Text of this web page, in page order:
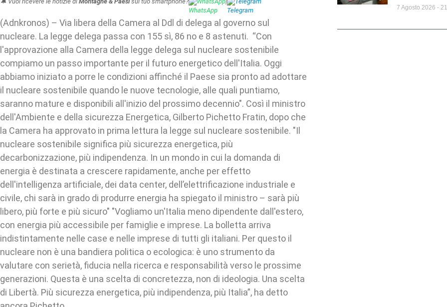
(Adnkronos) – Via libera della Camera al Ddl di delega al governo sul
nucleare. La legge delega passa con 155 sì, 86 no e 8 astenuti. “Con
l'approvazione alla Camera della legge delega sul nucleare sostenibile
compiamo un passo importante per il futuro energetico dell'Italia. Oggi
abbiamo iniziato a porre le condizioni affinché il Paese sia pronto ad adottare
il nucleare sostenibile quando le nuove tecnologie, alle quali puntiamo,
saranno mature e disponibili all'inizio del prossimo decennio". Così il ministro
dell'Ambiente e della sicurezza Energetica, Gilberto Pichetto Fratin, dopo che
la Camera ha approvato in prima lettura la legge sul nucleare sostenibile. "Il
nucleare sostenibile significa più sicurezza energetica, più
decarbonizzazione, più indipendenza. In un mondo in cui la domanda di
energia è destinata a crescere rapidamente, anche per effetto
dell'intelligenza artificiale, dei data center, dell’elettrificazione industriale e
civile, chi sarà in grado di produrre energia ha spiegato il ministro – sarà più
libero, più forte e più sicuro" "Vogliamo un'Italia meno dipendente dall'estero,
con energia più accessibile per famiglie e imprese. La bolletta arriva
indistintamente nelle case e nelle imprese di tutti gli italiani. Per questo il
nucleare non è una bandiera politica o ecologica: è uno strumento da
valutare con serietà, fiducia nella ricerca e responsabilità verso le prossime
generazioni. Questa è una scelta di concretezza, non di ideologia. Una scelta
di Libertà. Più sicurezza energetica, più indipendenza, più Italia”, ha detto
7 Agosto 2026